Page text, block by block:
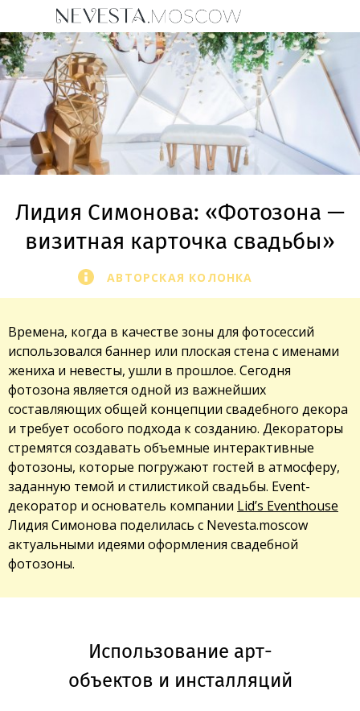
Лидия Симонова: «Фотозона —
визитная карточка свадьбы»
АВТОРСКАЯ КОЛОНКА
Времена, когда в качестве зоны для фотосессий
использовался баннер или плоская стена с именами
жениха и невесты, ушли в прошлое. Сегодня
фотозона является одной из важнейших
составляющих общей концепции свадебного декора
и требует особого подхода к созданию. Декораторы
стремятся создавать объемные интерактивные
фотозоны, которые погружают гостей в атмосферу,
заданную темой и стилистикой свадьбы. Event-
декоратор и основатель компании Lid’s Eventhouse
Лидия Симонова поделилась с Nevesta.moscow
актуальными идеями оформления свадебной
фотозоны.
Использование арт-
объектов и инсталляций